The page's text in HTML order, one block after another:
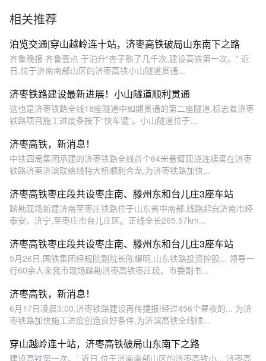
庄 滕州 邹城 曲阜 宁阳 泰山
济南南山；济枣高速铁路即
济南至枣庄高速铁路，简称
“济枣高铁”，是山东省规划建
设的一条旅游高铁通道。济
枣高铁位于山东省中南部，
线路起自济南东站，终至台
儿庄站，正线路线全长约
268.6公里（新建正线263.3
公里，利用既有工程5.3公
里），全线设车站10座，设
计速度为350公里/小时。 全
线共设济南东站、港沟站、
济南南山站、泰安东站、宁
站、滕州东站、枣庄南站和
台儿庄10座车站。其中济南
东站、曲阜东站、滕州东站
路线最主要承担的就是沿线
城市的客流量为主，同时还
有兼顾一些长途经过客流区
域性的高速铁路。当这条高
铁路线顺利开通之后，对改
善京沪高铁通道上面的客流
量会有很大的好处。这条铁
路线是中铁二院进行设计，
并且在山东四横六纵高铁网
络中占据很重要的位置。
相关推荐
泊览交通|穿山越岭连十站，济枣高铁破局山东南下之路
齐鲁晚报·齐鲁壹点 于泊升“杏子熟了几千次,建设高铁第一次。” 近
日,位于济南南部山区的济枣高铁小山隧道贯通...
济枣铁路建设最新进展！小山隧道顺利贯通
这也是济枣铁路全线18座隧道中如期贯通的第二座隧道,标志着济枣
铁路项目施工进度条按下“快车键”。小山隧道位于...
济枣高铁，新消息！
中铁四局集团承建的济枣铁路全线首个64米悬臂现浇连续梁在济枣
铁路济莱济滨联络线特大桥顺利合龙,为济枣铁路加快...
济枣高铁枣庄段共设枣庄南、滕州东和台儿庄3座车站
踏勘现场新建济南至枣庄铁路位于山东省中南部,线路起自济南市经
泰安、济宁,至枣庄市台儿庄区。正线全长265.57km...
济枣高铁枣庄段共设枣庄南、滕州东和台儿庄3座车站
5月26日,国铁集团经规院副院长陈耀明,山东铁路投资控股... 领导一
行60余人来我市现场踏勘济枣高铁枣庄段。市委副书...
济枣高铁，新消息！
6月17日凌晨3:00,济枣铁路建设再传捷报!经过456个昼夜的... 为济
枣铁路加快施工进度创造良好条件,为济滨高铁全线顺...
穿山越岭连十站，济枣高铁破局山东南下之路
建设高铁第一次。” 近日,位于济南南部山区的济枣高铁小... 济枣高